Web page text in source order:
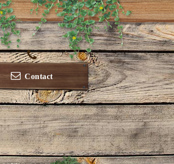
Contact